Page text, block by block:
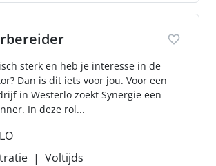
sterk en heb je interesse in de
Dan is dit iets voor jou. Voor een
in Westerlo zoekt Synergie een
In deze rol...
Voltijds